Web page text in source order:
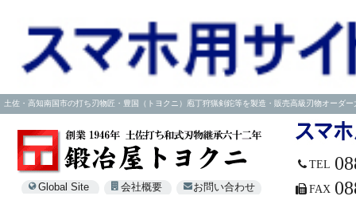
土佐・高知南国市の打ち刃物匠・豊国（トヨクニ）庖丁狩猟剣鉈等を製造・販売高級刃物オーダ
Global Site 会社概要 お問い合わせ
TEL
FAX